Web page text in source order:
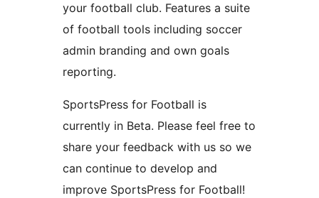
your football club. Features a suite
of football tools including soccer
admin branding and own goals
reporting.
SportsPress for Football is
currently in Beta. Please feel free to
share your feedback with us so we
can continue to develop and
improve SportsPress for Football!